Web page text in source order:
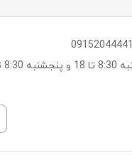
09152044441